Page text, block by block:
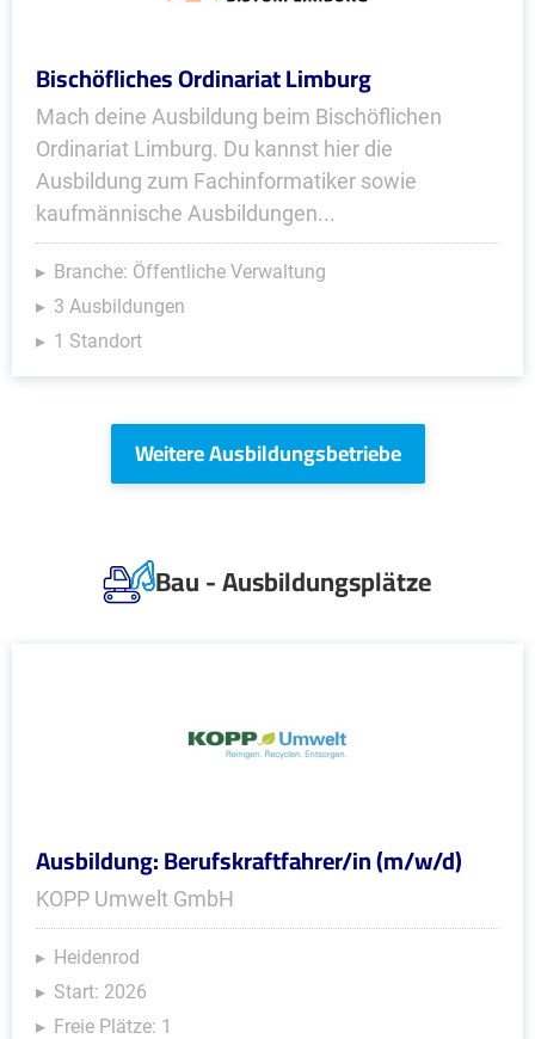
Bischöfliches Ordinariat Limburg
Mach deine Ausbildung beim Bischöflichen
Ordinariat Limburg. Du kannst hier die
Ausbildung zum Fachinformatiker sowie
kaufmännische Ausbildungen...
Branche: Öffentliche Verwaltung
3 Ausbildungen
1 Standort
Weitere Ausbildungsbetriebe
Bau - Ausbildungsplätze
Ausbildung: Berufskraftfahrer/in (m/w/d)
KOPP Umwelt GmbH
Heidenrod
Start: 2026
Freie Plätze: 1